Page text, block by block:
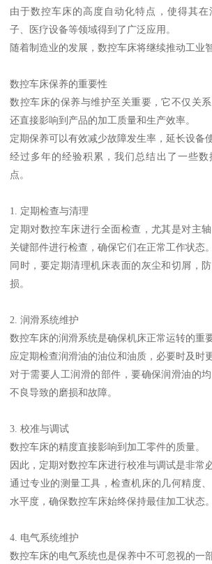
由于数控车床的高度自动化特点，使得其
子、医疗设备等领域得到了广泛应用。
随着制造业的发展，数控车床将继续推动工业
数控车床保养的重要性
数控车床的保养与维护至关重要，它不仅关
还直接影响到产品的加工质量和生产效率。
定期保养可以有效减少故障发生率，延长设备
经过多年的经验积累，我们总结出了一些
点。
1. 定期检查与清理
定期对数控车床进行全面检查，尤其是对主
关键部件进行检查，确保它们在正常工作状态。
同时，要定期清理机床表面的灰尘和切屑，
损。
2. 润滑系统维护
数控车床的润滑系统是确保机床正常运转的重
应定期检查润滑油的油位和油质，必要时及时更
对于需要人工润滑的部件，要确保润滑油的
不良导致的磨损和故障。
3. 校准与调试
数控车床的精度直接影响到加工零件的质量。
因此，定期对数控车床进行校准与调试是非常
通过专业的测量工具，检查机床的几何精度
水平度，确保数控车床始终保持最佳加工状态。
4. 电气系统维护
数控车床的电气系统也是保养中不可忽视的一部